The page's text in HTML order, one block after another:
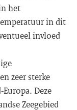
het
in dit
invloed
zeer sterke
Deze
Zeegebied